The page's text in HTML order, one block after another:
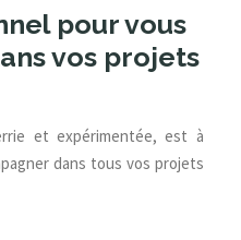
pour vous
vos projets
et expérimentée, est à
dans tous vos projets